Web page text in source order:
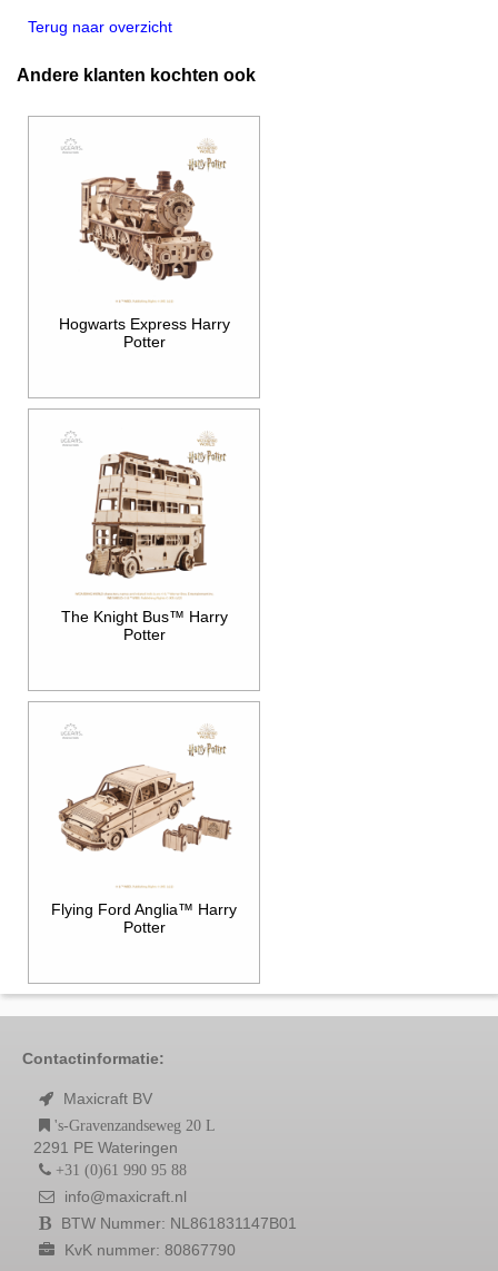
Terug naar overzicht
Andere klanten kochten ook
Hogwarts Express Harry
Potter
The Knight Bus™ Harry
Potter
Flying Ford Anglia™ Harry
Potter
Contactinformatie:
Maxicraft BV
's-Gravenzandseweg 20 L
2291 PE Wateringen
+31 (0)61 990 95 88
info@maxicraft.nl
BTW Nummer: NL861831147B01
KvK nummer: 80867790